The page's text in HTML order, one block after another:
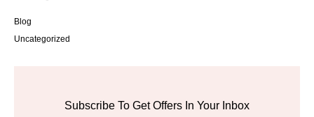
Blog
Uncategorized
Subscribe To Get Offers In Your Inbox